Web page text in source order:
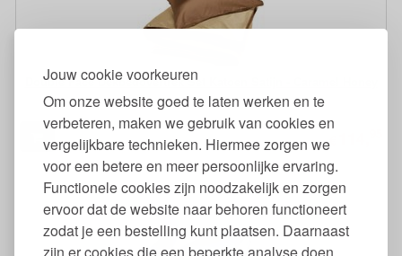
Jouw cookie voorkeuren
Om onze website goed te laten werken en te
verbeteren, maken we gebruik van cookies en
vergelijkbare technieken. Hiermee zorgen we
voor een betere en meer persoonlijke ervaring.
Functionele cookies zijn noodzakelijk en zorgen
ervoor dat de website naar behoren functioneert
zodat je een bestelling kunt plaatsen. Daarnaast
zijn er cookies die een beperkte analyse doen
Double Face Dekbedovertrek Set Katoen Satijn - Caramel Honey